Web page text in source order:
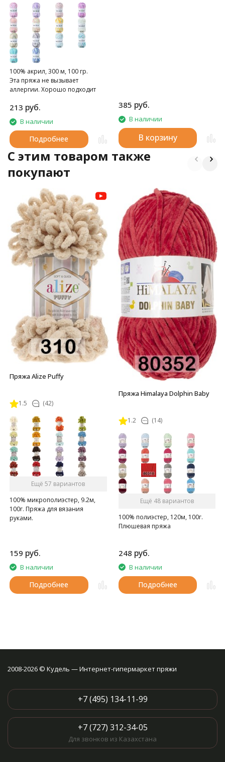
100% акрил, 300 м, 100 гр.
Эта пряжа не вызывает
аллергии. Хорошо подходит
213 руб.
В наличии
Подробнее
385 руб.
В наличии
В корзину
C этим товаром также
покупают
Пряжа Alize Puffy
1.5 (42)
Ещё 57 вариантов
100% микрополиэстер, 9.2м,
100г. Пряжа для вязания
руками.
159 руб.
В наличии
Подробнее
Пряжа Himalaya Dolphin Baby
1.2 (14)
Ещё 48 вариантов
100% полиэстер, 120м, 100г.
Плюшевая пряжа
248 руб.
В наличии
Подробнее
2008-2026 © Кудель — Интернет-гипермаркет пряжи
+7 (495) 134-11-99
+7 (727) 312-34-05
Для звонков из Казахстана